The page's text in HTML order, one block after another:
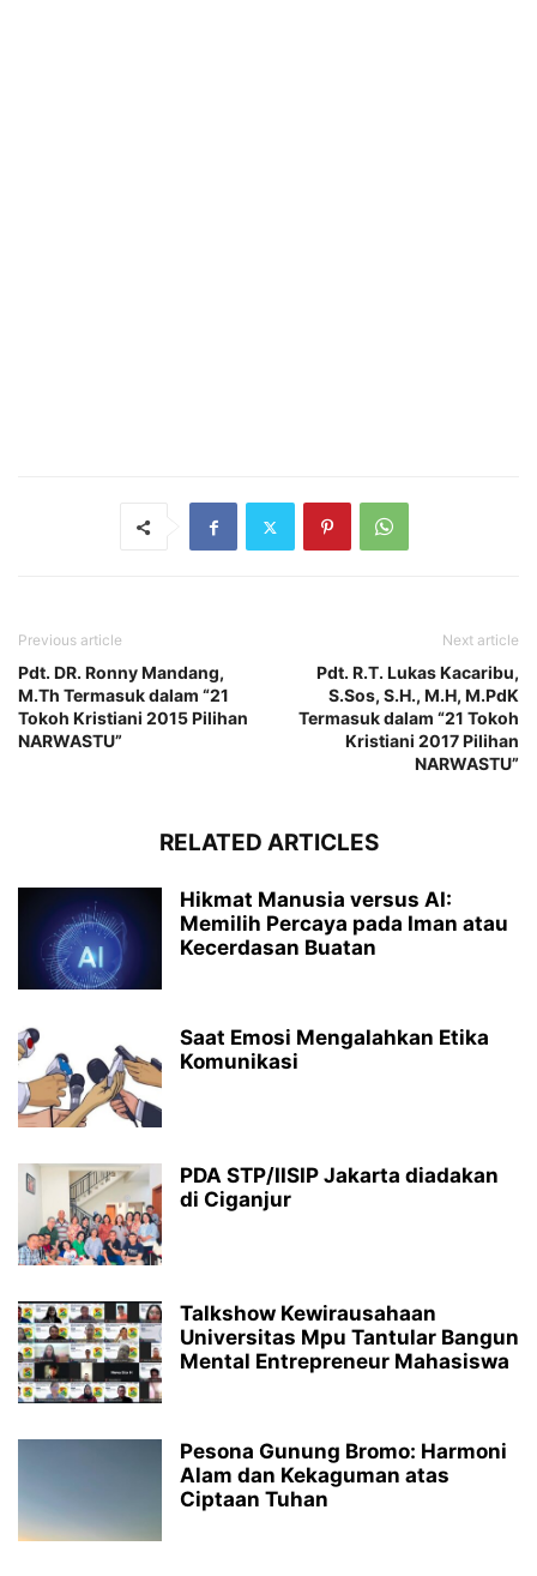
Previous article
Pdt. DR. Ronny Mandang,
M.Th Termasuk dalam “21
Tokoh Kristiani 2015 Pilihan
NARWASTU”
Next article
Pdt. R.T. Lukas Kacaribu,
S.Sos, S.H., M.H, M.PdK
Termasuk dalam “21 Tokoh
Kristiani 2017 Pilihan
NARWASTU”
RELATED ARTICLES
Hikmat Manusia versus AI:
Memilih Percaya pada Iman atau
Kecerdasan Buatan
Saat Emosi Mengalahkan Etika
Komunikasi
PDA STP/IISIP Jakarta diadakan
di Ciganjur
Talkshow Kewirausahaan
Universitas Mpu Tantular Bangun
Mental Entrepreneur Mahasiswa
Pesona Gunung Bromo: Harmoni
Alam dan Kekaguman atas
Ciptaan Tuhan